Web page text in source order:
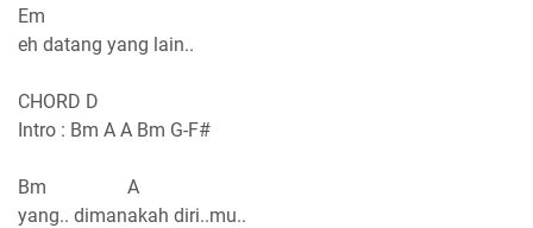
Em
eh datang yang lain..
CHORD D
Intro : Bm A A Bm G-F#
Bm A
yang.. dimanakah diri..mu..